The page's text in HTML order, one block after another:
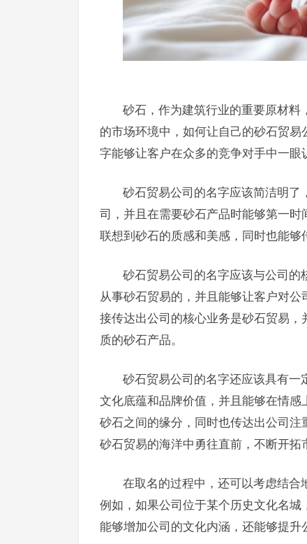
砂石，作为建筑行业的重要原材料
的市场环境中，如何让自己的砂石贸
字能够让客户在众多的竞争对手中一眼
砂石贸易公司的名字应该简洁明了
司，并且在需要砂石产品时能够第一时
联想到砂石的质感和美感，同时也能够
砂石贸易公司的名字应该与公司的
从事砂石贸易的，并且能够让客户对
接传达出公司的核心业务是砂石贸易
质的砂石产品。
砂石贸易公司的名字还应该具有一
文化底蕴和品牌价值，并且能够在情
砂石之间的缘分，同时也传达出公司
砂石贸易的海洋中勇往直前，不断开拓
在取名的过程中，还可以考虑结合
例如，如果公司位于某个历史文化名
能够增加公司的文化内涵，还能够提升